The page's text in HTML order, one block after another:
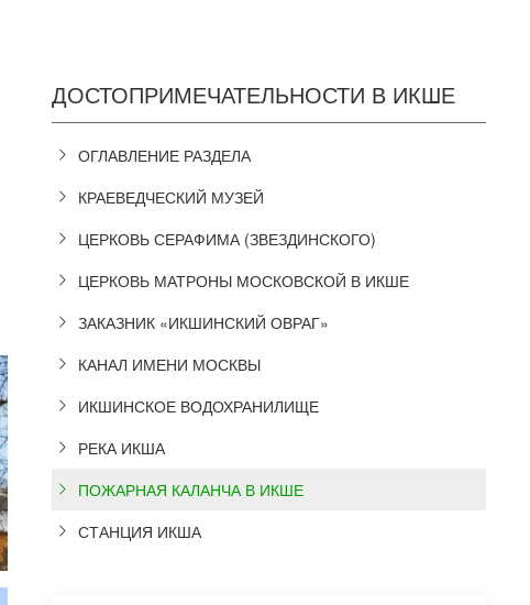
ДОСТОПРИМЕЧАТЕЛЬНОСТИ В ИКШЕ
ОГЛАВЛЕНИЕ РАЗДЕЛА
КРАЕВЕДЧЕСКИЙ МУЗЕЙ
ЦЕРКОВЬ СЕРАФИМА (ЗВЕЗДИНСКОГО)
ЦЕРКОВЬ МАТРОНЫ МОСКОВСКОЙ В ИКШЕ
ЗАКАЗНИК «ИКШИНСКИЙ ОВРАГ»
КАНАЛ ИМЕНИ МОСКВЫ
ИКШИНСКОЕ ВОДОХРАНИЛИЩЕ
РЕКА ИКША
ПОЖАРНАЯ КАЛАНЧА В ИКШЕ
СТАНЦИЯ ИКША